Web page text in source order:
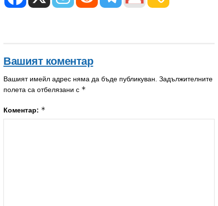
Вашият коментар
Вашият имейл адрес няма да бъде публикуван. Задължителните
полета са отбелязани с *
Коментар: *